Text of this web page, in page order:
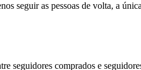
seguir as pessoas de volta, a
seguidores comprados e